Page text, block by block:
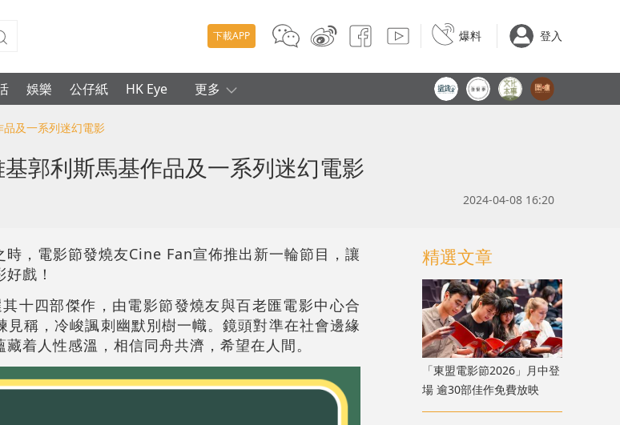
下載APP 爆料 登入
娛樂 公仔紙 HK Eye 更多
及一系列迷幻電影
郭利斯馬基作品及一系列迷幻電影
2024-04-08 16:20
，電影節發燒友Cine Fan宣佈推出新一輪節目，讓
戲！
十四部傑作，由電影節發燒友與百老匯電影中心合
稱，冷峻諷刺幽默別樹一幟。鏡頭對準在社會邊緣
着人性感溫，相信同舟共濟，希望在人間。
精選文章
「東盟電影節2026」月中登
場 逾30部佳作免費放映